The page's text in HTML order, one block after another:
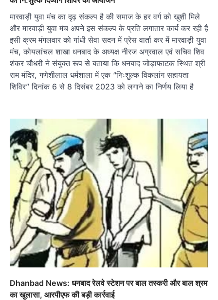
मारवाड़ी युवा मंच का दृढ़ संकल्प है की समाज के हर वर्ग को खुशी मिले
और मारवाड़ी युवा मंच अपने इस संकल्प के प्रति लगातार कार्य कर रही है
इसी क्रम मंगलवार को गांधी सेवा सदन में प्रेस वार्ता कर में मारवाड़ी युवा
मंच, कोयलांचल शाखा धनबाद के अध्यक्ष नीरज अग्रवाल एवं सचिव शिव
शंकर चौधरी ने संयुक्त रूप से बताया कि धनबाद जोड़ाफाटक स्थित श्री
राम मंदिर, गणेशीलाल धर्मशाला में एक “निःशुल्क विकलांग सहायता
शिविर” दिनांक 6 से 8 दिसंबर 2023 को लगाने का निर्णय लिया है
Dhanbad News: धनबाद रेलवे स्टेशन पर बाल तस्करी और बाल श्रम
का खुलासा, आरपीएफ की बड़ी कार्रवाई